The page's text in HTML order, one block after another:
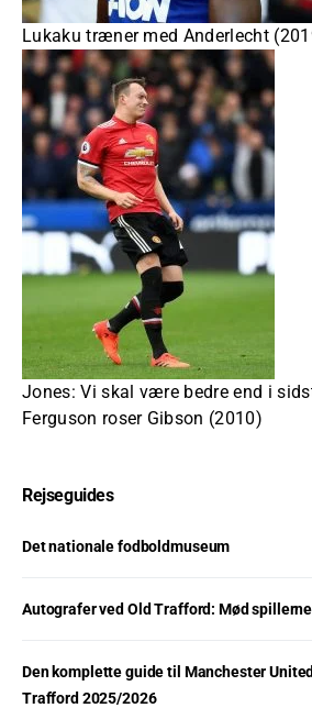
Lukaku træner med Anderlecht
Jones: Vi skal være bedre end i
Ferguson roser Gibson (2010)
Rejseguides
Det nationale fodboldmuseum
Autografer ved Old Trafford: Mød
Den komplette guide til Manchester
Trafford 2025/2026